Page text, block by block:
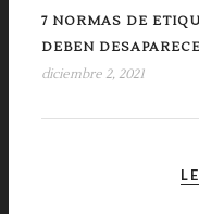
7 NORMAS DE
DEBEN
diciembre 2, 2021